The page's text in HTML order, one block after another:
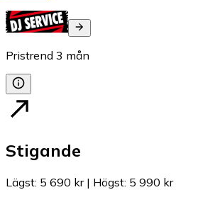
Pristrend 3 mån
Stigande
Lägst: 5 690 kr| Högst: 5 990 kr